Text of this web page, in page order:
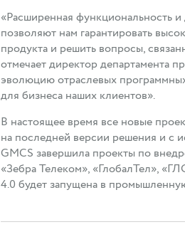
«Расширенная функциональность
позволяют нам гарантировать
продукта и решить вопросы,
отмечает директор департамента
эволюцию отраслевых
для бизнеса наших клиентов».
В настоящее время все новые
на последней версии решения и с
GMCS завершила проекты по
«Зебра Телеком», «ГлобалТел»,
4.0 будет запущена в